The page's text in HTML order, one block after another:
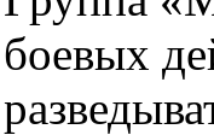
боевых